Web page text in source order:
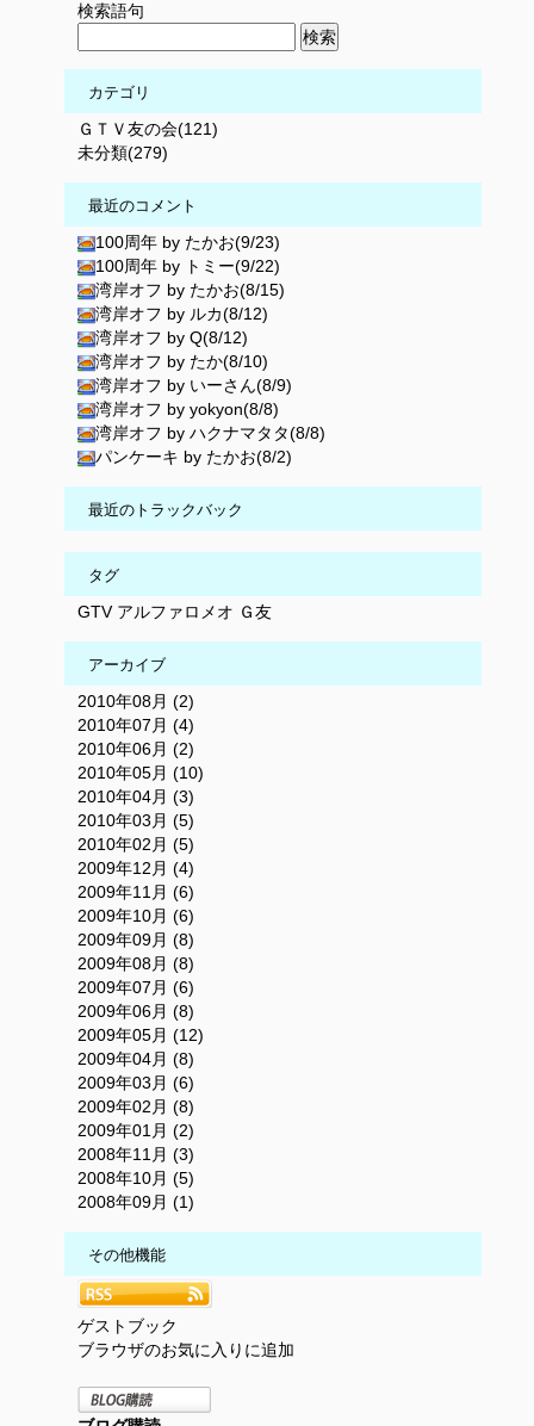
検索語句
カテゴリ
ＧＴＶ友の会(121)
未分類(279)
最近のコメント
100周年 by たかお(9/23)
100周年 by トミー(9/22)
湾岸オフ by たかお(8/15)
湾岸オフ by ルカ(8/12)
湾岸オフ by Q(8/12)
湾岸オフ by たか(8/10)
湾岸オフ by いーさん(8/9)
湾岸オフ by yokyon(8/8)
湾岸オフ by ハクナマタタ(8/8)
パンケーキ by たかお(8/2)
最近のトラックバック
タグ
GTV アルファロメオ Ｇ友
アーカイブ
2010年08月 (2)
2010年07月 (4)
2010年06月 (2)
2010年05月 (10)
2010年04月 (3)
2010年03月 (5)
2010年02月 (5)
2009年12月 (4)
2009年11月 (6)
2009年10月 (6)
2009年09月 (8)
2009年08月 (8)
2009年07月 (6)
2009年06月 (8)
2009年05月 (12)
2009年04月 (8)
2009年03月 (6)
2009年02月 (8)
2009年01月 (2)
2008年11月 (3)
2008年10月 (5)
2008年09月 (1)
その他機能
ゲストブック
ブラウザのお気に入りに追加